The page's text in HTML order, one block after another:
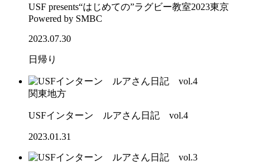
USF presents“はじめての”ラグビー教室2023東京
Powered by SMBC
2023.07.30
日帰り
関東地方
USFインターン ルアさん日記 vol.4
2023.01.31